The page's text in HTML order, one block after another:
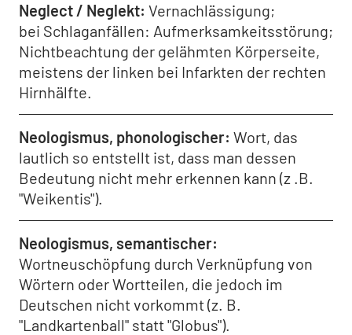
Neglect / Neglekt Vernachlässigung;
bei Schlaganfällen: Aufmerksamkeitsstörung;
Nichtbeachtung der gelähmten Körperseite,
meistens der linken bei Infarkten der rechten
Hirnhälfte.
Neologismus, phonologischer Wort, das
lautlich so entstellt ist, dass man dessen
Bedeutung nicht mehr erkennen kann (z .B.
"Weikentis").
Neologismus, semantischer
Wortneuschöpfung durch Verknüpfung von
Wörtern oder Wortteilen, die jedoch im
Deutschen nicht vorkommt (z. B.
"Landkartenball" statt "Globus").